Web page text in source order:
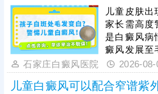
当中：黑色
相比，自
快，着色均
率高。做手
富的医生操
项，一次治
儿童皮肤出
家长需高度
是白癜风病
癜风发展至
黑色素细胞
增加，家长
用偏方、激
石家庄白癜风医院 2026-08-
儿童白癜风可以配合窄谱紫